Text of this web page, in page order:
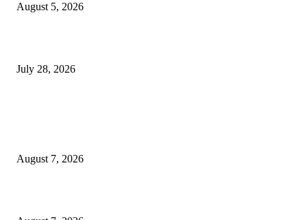
August 5, 2026
July 28, 2026
August 7, 2026